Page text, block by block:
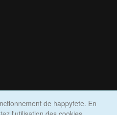
de happyfete. En